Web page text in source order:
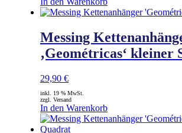
Messing
‚Geométricas‘ kleiner
29,90 €
inkl. 19 % MwSt.
zzgl. Versand
In den Warenkorb